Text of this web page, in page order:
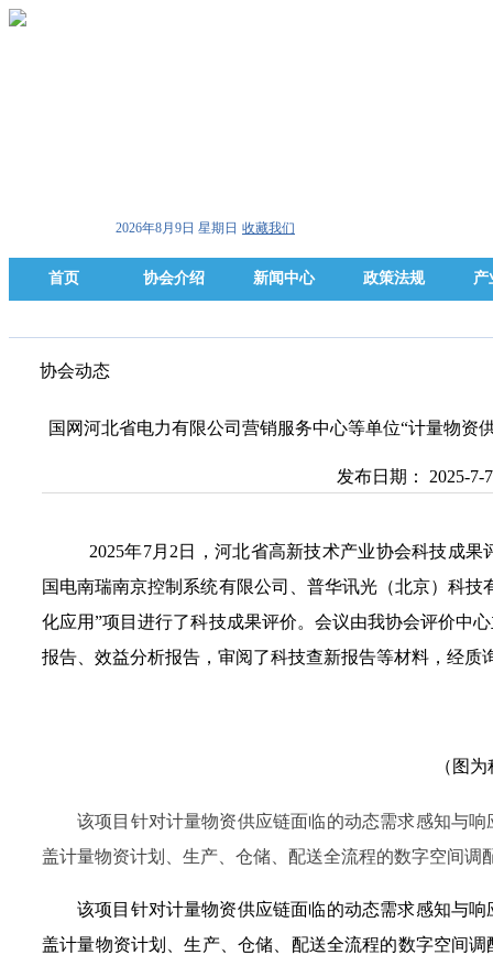
2026年8月9日 星期日 收藏我们
首页 协会介绍 新闻中心 政策法规 产
协会动态
国网河北省电力有限公司营销服务中心等单位“计量物
发布日期： 2025-
2025年7月2日，河北省高新技术产业协会科技成
国电南瑞南京控制系统有限公司、普华讯光（北京）科
化应用”项目进行了科技成果评价。会议由我协会评价中
报告、效益分析报告，审阅了科技查新报告等材料，经质
（图
该项目针对计量物资供应链面临的动态需求感知与
盖计量物资计划、生产、仓储、配送全流程的数字空间
该项目针对计量物资供应链面临的动态需求感知与
盖计量物资计划、生产、仓储、配送全流程的数字空间